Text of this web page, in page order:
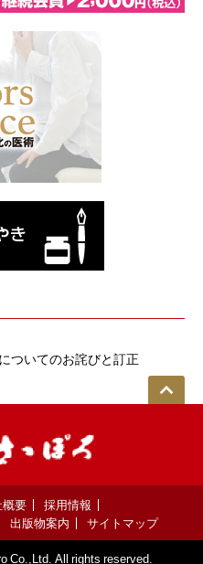
ついてのお詫びと訂正
要
採用情報
出版物案内 サイトマップ
Co.,Ltd. All rights reserved.